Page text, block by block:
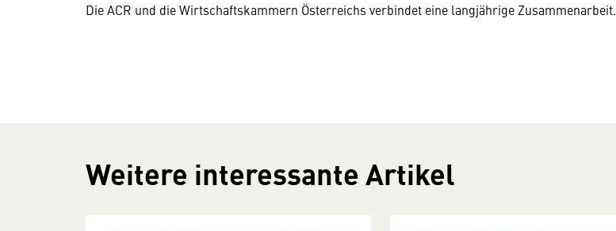
Die ACR und die Wirtschaftskammern Österreichs verbindet eine langjährige Zusammenarbeit.
Weitere interessante Artikel